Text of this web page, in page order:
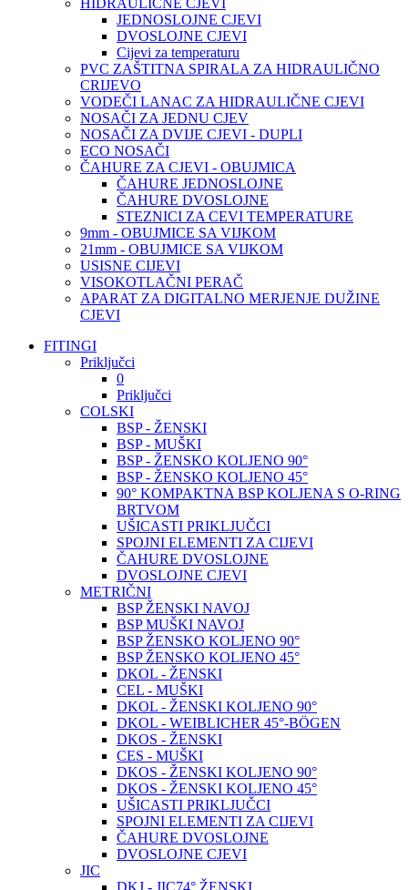
HIDRAULIČNE CJEVI
JEDNOSLOJNE CJEVI
DVOSLOJNE CJEVI
Cijevi za temperaturu
PVC ZAŠTITNA SPIRALA ZA HIDRAULIČNO
CRIJEVO
VODEČI LANAC ZA HIDRAULIČNE CJEVI
NOSAČI ZA JEDNU CJEV
NOSAČI ZA DVIJE CJEVI - DUPLI
ECO NOSAČI
ČAHURE ZA CJEVI - OBUJMICA
ČAHURE JEDNOSLOJNE
ČAHURE DVOSLOJNE
STEZNICI ZA CEVI TEMPERATURE
9mm - OBUJMICE SA VIJKOM
21mm - OBUJMICE SA VIJKOM
USISNE CIJEVI
VISOKOTLAČNI PERAČ
APARAT ZA DIGITALNO MERJENJE DUŽINE
CJEVI
FITINGI
Priključci
0
Priključci
COLSKI
BSP - ŽENSKI
BSP - MUŠKI
BSP - ŽENSKO KOLJENO 90°
BSP - ŽENSKO KOLJENO 45°
90° KOMPAKTNA BSP KOLJENA S O-RING
BRTVOM
UŠICASTI PRIKLJUČCI
SPOJNI ELEMENTI ZA CIJEVI
ČAHURE DVOSLOJNE
DVOSLOJNE CJEVI
METRIČNI
BSP ŽENSKI NAVOJ
BSP MUŠKI NAVOJ
BSP ŽENSKO KOLJENO 90°
BSP ŽENSKO KOLJENO 45°
DKOL - ŽENSKI
CEL - MUŠKI
DKOL - ŽENSKI KOLJENO 90°
DKOL - WEIBLICHER 45°-BÖGEN
DKOS - ŽENSKI
CES - MUŠKI
DKOS - ŽENSKI KOLJENO 90°
DKOS - ŽENSKI KOLJENO 45°
UŠICASTI PRIKLJUČCI
SPOJNI ELEMENTI ZA CIJEVI
ČAHURE DVOSLOJNE
DVOSLOJNE CJEVI
JIC
DKJ - JIC74° ŽENSKI